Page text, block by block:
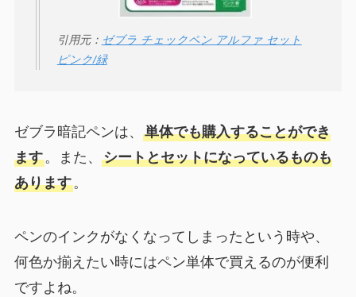
引用元： ゼブラ チェックペン アルファ セット
ピンク/緑
ゼブラ暗記ペンは、 単体でも購入することができ
ます。また、 シートとセットになっているものも
あります。
ペンのインクがなくなってしまったという時や、
何色か揃えたい時にはペン単体で買えるのが便利
ですよね。